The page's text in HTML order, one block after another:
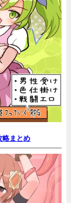
略まとめ